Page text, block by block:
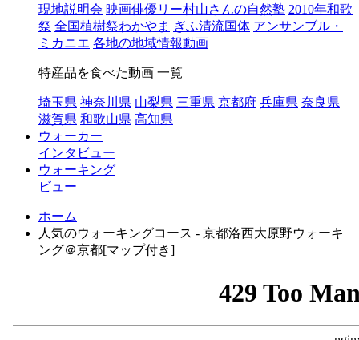
現地説明会 映画俳優リー村山さんの自然塾 2010年和歌
祭 全国植樹祭わかやま ぎふ清流国体 アンサンブル・
ミカニエ 各地の地域情報動画
特産品を食べた動画 一覧
埼玉県 神奈川県 山梨県 三重県 京都府 兵庫県 奈良県
滋賀県 和歌山県 高知県
ウォーカー
インタビュー
ウォーキング
ビュー
ホーム
人気のウォーキングコース - 京都洛西大原野ウォーキ
ング＠京都[マップ付き]